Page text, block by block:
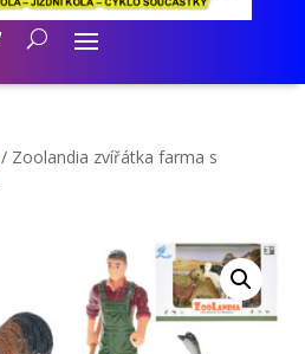
/ Zoolandia zvířátka farma s